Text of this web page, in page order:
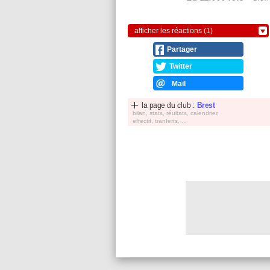
afficher les réactions (1)
Partager
Twitter
Mail
la page du club : Brest
bilan, stats, réultats, calendrier,
effectif, tranferts, ...